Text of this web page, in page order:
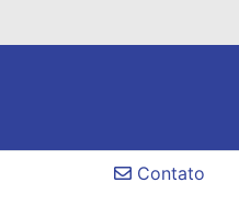
Contato